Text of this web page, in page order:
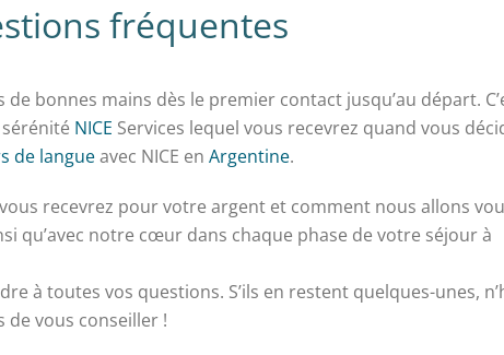
fréquentes
bonnes mains dès le premier contact jusqu’au départ.
NICE Services lequel vous recevrez quand vous
de langueavec NICE en Argentine.
recevrez pour votre argent et comment nous allons
qu’avec notre cœur dans chaque phase de votre séjour à
à toutes vos questions. S’ils en restent quelques-unes,
de vous conseiller !